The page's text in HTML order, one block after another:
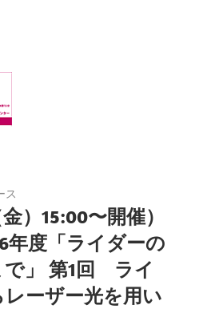
ス
）15:00〜開催）
年度「ライダーの
で」 第1回 ライ
ーザー光を用い